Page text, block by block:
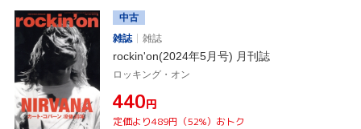
中古
雑誌
雑誌
rockin'on(2024年5月号) 月刊誌
ロッキング・オン
¥440円
定価より489円（52%）おトク